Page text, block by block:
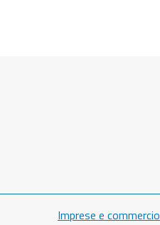
Imprese e commercio